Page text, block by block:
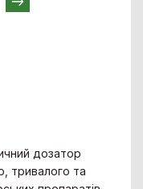
дозатор
тривалого та